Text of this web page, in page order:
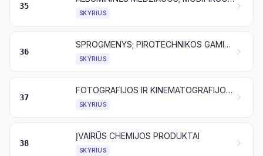
35
SKYRIUS
36
SPROGMENYS; PIROTECHNIKOS GAMINIAI; DEGTUKAI; PIROFORINIAI LYDINIAI; TAM TIKROS DEGIOSIOS MEDŽIAGOS
SKYRIUS
37
FOTOGRAFIJOS IR KINEMATOGRAFIJOS PREKĖS
SKYRIUS
38
ĮVAIRŪS CHEMIJOS PRODUKTAI
SKYRIUS